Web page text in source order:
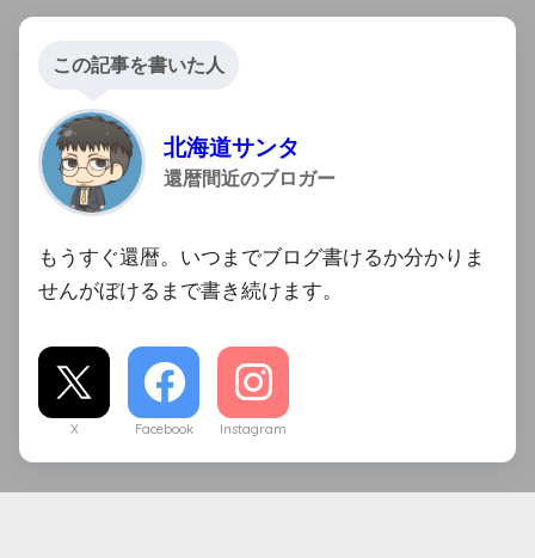
この記事を書いた人
北海道サンタ
還暦間近のブロガー
もうすぐ還暦。いつまでブログ書けるか分かりま
せんがぼけるまで書き続けます。
X Facebook Instagram